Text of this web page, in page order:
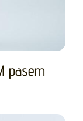
pasem